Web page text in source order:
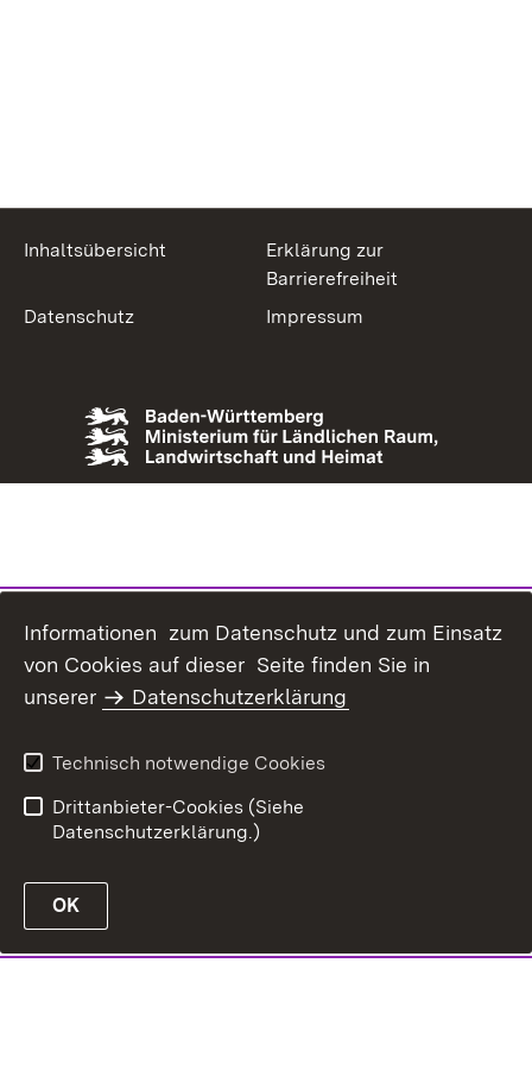
Inhaltsübersicht
Erklärung zur
Barrierefreiheit
Datenschutz
Impressum
Informationen zum Datenschutz und zum Einsatz
von Cookies auf dieser Seite finden Sie in
unserer
Datenschutzerklärung
Technisch notwendige Cookies
Drittanbieter-Cookies (Siehe
Datenschutzerklärung.)
OK